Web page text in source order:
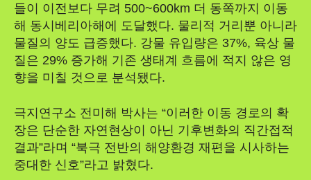
들이 이전보다 무려 500~600km 더 동쪽까지 이동
해 동시베리아해에 도달했다. 물리적 거리뿐 아니라
물질의 양도 급증했다. 강물 유입량은 37%, 육상 물
질은 29% 증가해 기존 생태계 흐름에 적지 않은 영
향을 미칠 것으로 분석됐다.
극지연구소 전미해 박사는 “이러한 이동 경로의 확
장은 단순한 자연현상이 아닌 기후변화의 직간접적
결과”라며 “북극 전반의 해양환경 재편을 시사하는
중대한 신호”라고 밝혔다.